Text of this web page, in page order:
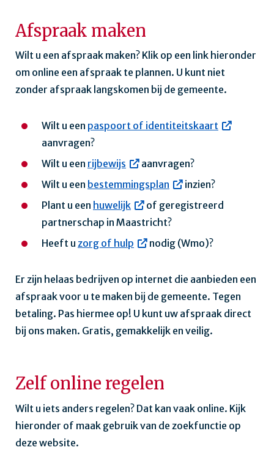
Afspraak maken
Wilt u een afspraak maken? Klik op een link hieronder
om online een afspraak te plannen. U kunt niet
zonder afspraak langskomen bij de gemeente.
Wilt u een paspoort of identiteitskaart
aanvragen?
Wilt u een rijbewijs
aanvragen?
Wilt u een bestemmingsplan
inzien?
Plant u een huwelijk
of geregistreerd
partnerschap in Maastricht?
Heeft u zorg of hulp nodig (Wmo)?
Er zijn helaas bedrijven op internet die aanbieden een
afspraak voor u te maken bij de gemeente. Tegen
betaling. Pas hiermee op! U kunt uw afspraak direct
bij ons maken. Gratis, gemakkelijk en veilig.
Zelf online regelen
Wilt u iets anders regelen? Dat kan vaak online. Kijk
hieronder of maak gebruik van de zoekfunctie op
deze website.